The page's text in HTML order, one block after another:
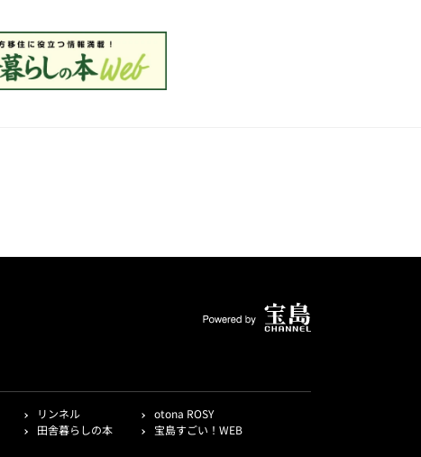
リンネル
otona ROSY
田舎暮らしの本
宝島すごい！WEB